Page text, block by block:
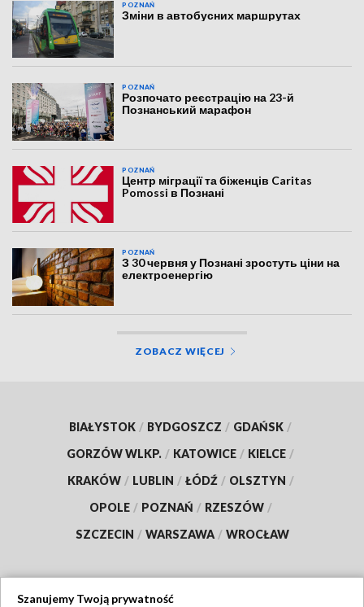
POZNAŃ
Зміни в автобусних маршрутах
POZNAŃ
Розпочато реєстрацію на 23-й
Познанський марафон
POZNAŃ
Центр міграції та біженців Caritas
Pomossi в Познані
POZNAŃ
З 30 червня у Познані зростуть ціни на
електроенергію
ZOBACZ WIĘCEJ
BIAŁYSTOK / BYDGOSZCZ / GDAŃSK /
GORZÓW WLKP. / KATOWICE / KIELCE /
KRAKÓW / LUBLIN / ŁÓDŹ / OLSZTYN /
OPOLE / POZNAŃ / RZESZÓW /
SZCZECIN / WARSZAWA / WROCŁAW
Szanujemy Twoją prywatność